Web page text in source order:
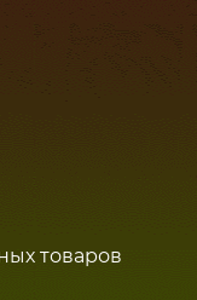
товаров